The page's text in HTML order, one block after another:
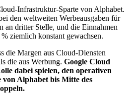
Infrastruktur-Sparte von Alphabet.
den weltweiten Werbeausgaben für
an dritter Stelle, und die Einnahmen
ziemlich konstant gewachsen.
die Margen aus Cloud-Diensten
die aus Werbung. Google Cloud
dabei spielen, den operativen
Alphabet bis Mitte des